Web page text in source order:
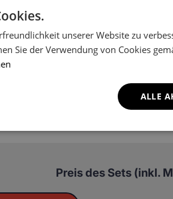
(mit Aufsteiger) +
Fußmatten 46.99
Preis des Sets (inkl.
unserer Website zu
Sie der Verwendung von Cookies
ALLE